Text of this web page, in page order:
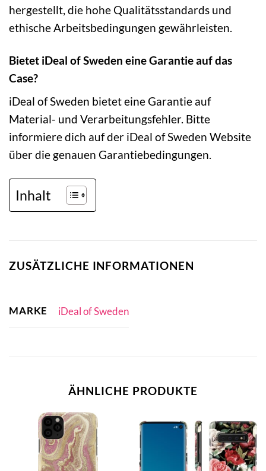
hergestellt, die hohe Qualitätsstandards und
ethische Arbeitsbedingungen gewährleisten.
Bietet iDeal of Sweden eine Garantie auf das
Case?
iDeal of Sweden bietet eine Garantie auf
Material- und Verarbeitungsfehler. Bitte
informiere dich auf der iDeal of Sweden Website
über die genauen Garantiebedingungen.
Inhalt
ZUSÄTZLICHE INFORMATIONEN
MARKE iDeal of Sweden
ÄHNLICHE PRODUKTE